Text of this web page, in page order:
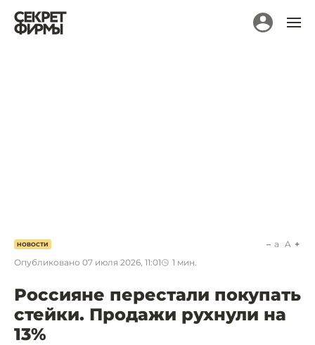
НОВОСТИ
Опубликовано 07 июля 2026, 11:01 1 мин.
a A
Россияне перестали покупать
стейки. Продажи рухнули на
13%